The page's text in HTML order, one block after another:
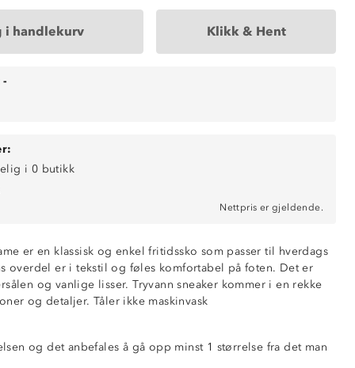
i handlekurv Klikk & Hent
-
i 0 butikk
Nettpris er gjeldende.
er en klassisk og enkel fritidssko som passer til hverdags
overdel er i tekstil og føles komfortabel på foten. Det er
og vanlige lisser. Tryvann sneaker kommer i en rekke
og detaljer. Tåler ikke maskinvask
og det anbefales å gå opp minst 1 størrelse fra det man